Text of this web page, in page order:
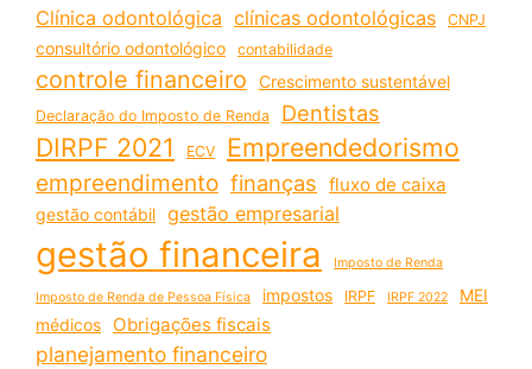
Clínica odontológica clínicas odontológicas CNPJ
consultório odontológico contabilidade
controle financeiro Crescimento sustentável
Declaração do Imposto de Renda Dentistas
DIRPF 2021 ECV Empreendedorismo
empreendimento finanças fluxo de caixa
gestão contábil gestão empresarial
gestão financeira Imposto de Renda
Imposto de Renda de Pessoa Física impostos IRPF IRPF 2022
MEI
médicos
Obrigações fiscais
planejamento financeiro